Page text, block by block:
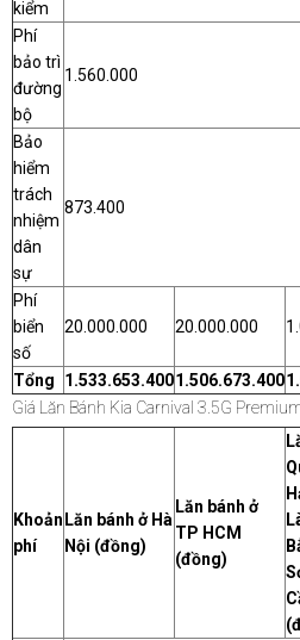
kiểm
Phí
bảo trì
đường
bộ
1.560.000
Bảo
hiểm
trách
nhiệm
dân
sự
873.400
Phí
biển
số
20.000.000 20.000.000
Tổng 1.533.653.4001.506.673.400
Giá Lăn Bánh Kia Carnival 3.5G
Khoản
phí
Lăn bánh ở Hà
Nội (đồng)
Lăn bánh ở
TP HCM
(đồng)